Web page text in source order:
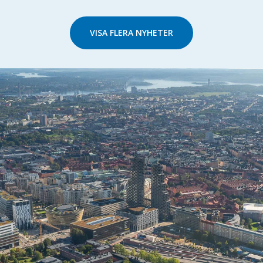
VISA FLERA NYHETER